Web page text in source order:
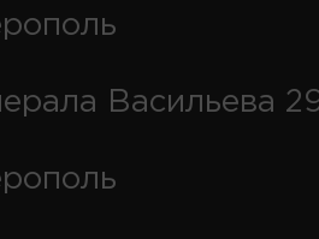
Васильева